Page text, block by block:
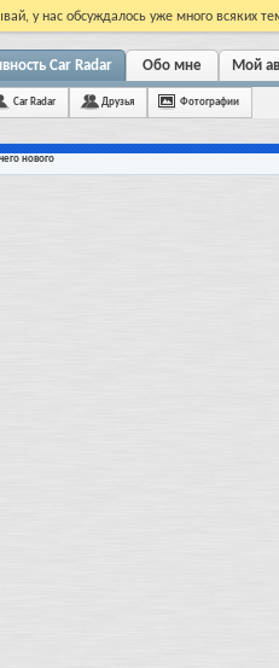
у нас обсуждалось уже много всяких
Car Radar Обо мне Мой
Car Radar Друзья Фотографии
нового